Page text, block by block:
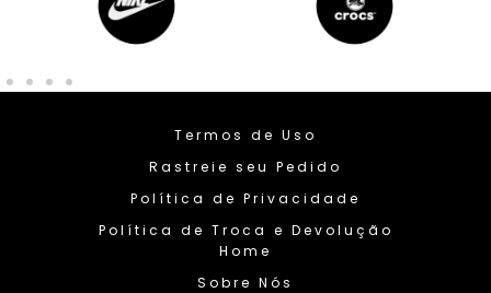
Termos de Uso
Rastreie seu Pedido
Política de Privacidade
Política de Troca e Devolução
Home
Sobre Nós